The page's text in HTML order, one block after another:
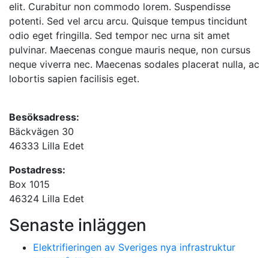
elit. Curabitur non commodo lorem. Suspendisse
potenti. Sed vel arcu arcu. Quisque tempus tincidunt
odio eget fringilla. Sed tempor nec urna sit amet
pulvinar. Maecenas congue mauris neque, non cursus
neque viverra nec. Maecenas sodales placerat nulla, ac
lobortis sapien facilisis eget.
Besöksadress:
Bäckvägen 30
46333 Lilla Edet
Postadress:
Box 1015
46324 Lilla Edet
Senaste inläggen
Elektrifieringen av Sveriges nya infrastruktur